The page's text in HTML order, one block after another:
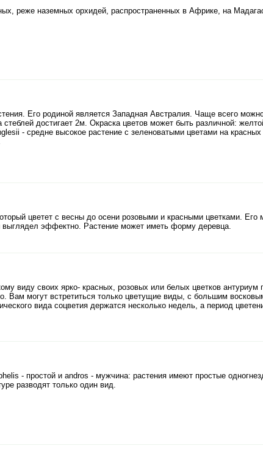
реже наземных орхидей, распространенных в Африке, на
Его родиной является Западная Австралия. Чаще всего
достигает 2м. Окраска цветов может быть различной:
- средне высокое растение с зеленоватыми цветами на
цветет с весны до осени розовыми и красными цветками.
выглядел эффектно. Растение может иметь форму деревца.
виду своих ярко- красных, розовых или белых цветков
Вам могут встретиться только цветущие виды, с большим
вида соцветия держатся несколько недель, а период
- простой и andros - мужчина: растения имеют простые
разводят только один вид.